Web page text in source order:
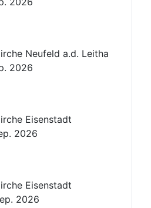
Neufeld a.d. Leitha
2026
Eisenstadt
2026
Eisenstadt
2026